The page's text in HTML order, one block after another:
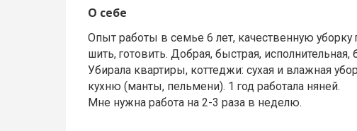
О себе
Опыт работы в семье 6 лет, качественную
шить, готовить. Добрая, быстрая,
Убирала квартиры, коттеджи: сухая и влажная
кухню (манты, пельмени). 1 год работала няней.
Мне нужна работа на 2-3 раза в неделю.